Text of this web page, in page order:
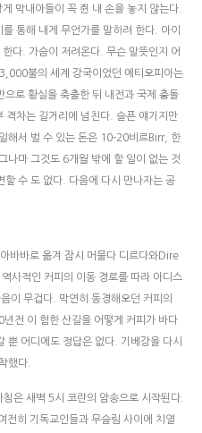
막내아들이 꼭 쥔 내 손을 놓지 않는다.
통해 내게 무언가를 말하려 한다. 아이
다. 가슴이 저려온다. 무슨 말뜻인지 어
불의 세계 강국이었던 에티오피아는
로 황실을 축출한 뒤 내전과 국제 충돌
격차는 길거리에 넘친다. 슬픈 얘기지만
해서 벌 수 있는 돈은 10-20비르Birr, 한
마 그것도 6개월 밖에 할 일이 없는 것
수 도 없다. 다음에 다시 만나자는 공
바바로 옮겨 잠시 머물다 디르다와Dire
사적인 커피의 이동 경로를 따라 아디스
이 무겁다. 막연히 동경해오던 커피의
전 이 험한 산길을 어떻게 커피가 바다
뿐 어디에도 정답은 없다. 기베강을 다시
했다.
은 새벽 5시 코란의 암송으로 시작된다.
전히 기독교인들과 무슬림 사이에 치열